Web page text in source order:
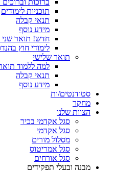
ברוכות
תוכניות לימודים
תנאי קבלה
מידע נוסף
חדש! תואר
לימודי חוץ
תואר שלישי
למה ללמוד
תנאי קבלה
מידע נוסף
סטודנטים/ות
מחקר
הצוות שלנו
סגל אקדמי בכיר
סגל אקדמי
מסלול מורים
סגל אמריטוס
סגל אורחים
מבנה ובעלי תפקידים